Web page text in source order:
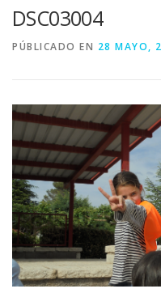
TEXTOS Y
DSC03004
PÚBLICADO EN 28 MAYO,